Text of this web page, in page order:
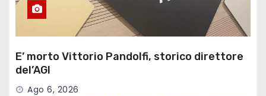
E’ morto Vittorio Pandolfi, storico direttore
del’AGI
Ago 6, 2026